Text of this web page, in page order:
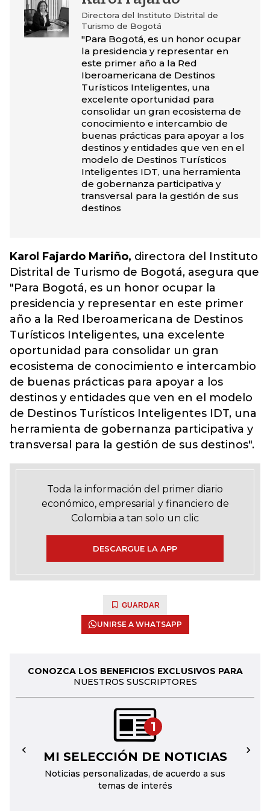
Directora del Instituto Distrital de
Turismo de Bogotá
"Para Bogotá, es un honor ocupar
la presidencia y representar en
este primer año a la Red
Iberoamericana de Destinos
Turísticos Inteligentes, una
excelente oportunidad para
consolidar un gran ecosistema de
conocimiento e intercambio de
buenas prácticas para apoyar a los
destinos y entidades que ven en el
modelo de Destinos Turísticos
Inteligentes IDT, una herramienta
de gobernanza participativa y
transversal para la gestión de sus
destinos
Karol Fajardo Mariño, directora del Instituto
Distrital de Turismo de Bogotá, asegura que
"Para Bogotá, es un honor ocupar la
presidencia y representar en este primer
año a la Red Iberoamericana de Destinos
Turísticos Inteligentes, una excelente
oportunidad para consolidar un gran
ecosistema de conocimiento e intercambio
de buenas prácticas para apoyar a los
destinos y entidades que ven en el modelo
de Destinos Turísticos Inteligentes IDT, una
herramienta de gobernanza participativa y
transversal para la gestión de sus destinos".
Toda la información del primer diario
económico, empresarial y financiero de
Colombia a tan solo un clic
DESCARGUE LA APP
GUARDAR
UNIRSE A WHATSAPP
CONOZCA LOS BENEFICIOS EXCLUSIVOS PARA
NUESTROS SUSCRIPTORES
1
MI SELECCIÓN DE NOTICIAS
Noticias personalizadas, de acuerdo a sus
temas de interés
← →